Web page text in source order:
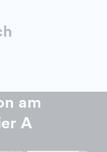
am
A